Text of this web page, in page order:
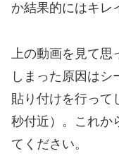
か結果的にはキレ
上の動画を見て
しまった原因はシ
貼り付けを行って
秒付近）。これか
てください。